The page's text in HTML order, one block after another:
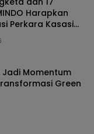
Harapkan
Perkara Kasasi
Jadi Momentum
Green